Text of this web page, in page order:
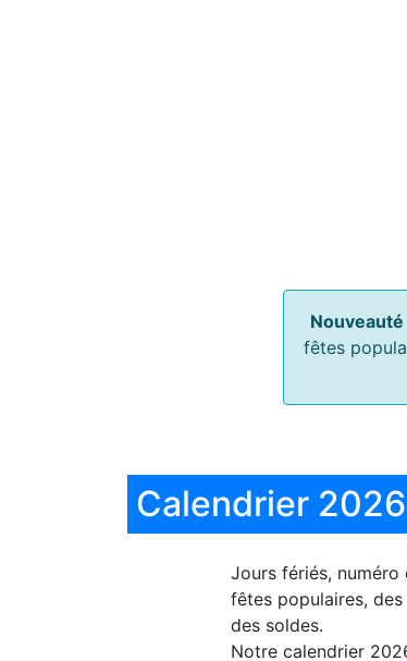
Nouveauté
fêtes
Calendrier
Jours fériés, numéro
fêtes populaires,
des soldes.
Notre calendrier